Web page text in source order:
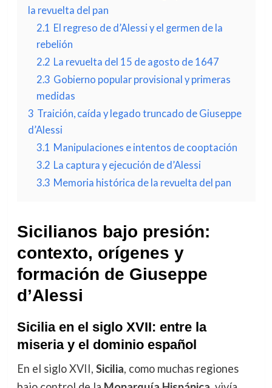
la revuelta del pan
2.1 El regreso de d’Alessi y el germen de la
rebelión
2.2 La revuelta del 15 de agosto de 1647
2.3 Gobierno popular provisional y primeras
medidas
3 Traición, caída y legado truncado de Giuseppe
d’Alessi
3.1 Manipulaciones e intentos de cooptación
3.2 La captura y ejecución de d’Alessi
3.3 Memoria histórica de la revuelta del pan
Sicilianos bajo presión:
contexto, orígenes y
formación de Giuseppe
d’Alessi
Sicilia en el siglo XVII: entre la
miseria y el dominio español
En el siglo XVII, Sicilia, como muchas regiones